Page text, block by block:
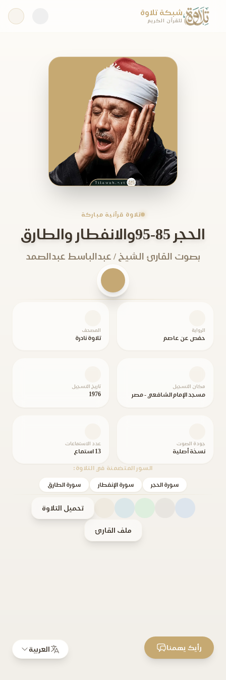
شبكة تلاوة
للقرآن الكريم
تلاوة قرآنية مباركة
الحجر 85-95والانفطار والطارق
بصوت القارئ الشيخ / عبدالباسط عبدالصمد
الرواية
حفص عن عاصم
المصحف
تلاوة نادرة
مكان التسجيل
مسجد الإمام الشافعي - مصر
تاريخ التسجيل
1976
جودة الصوت
نسخة أصلية
عدد الاستماعات
13 استماع
السور المتضمنة في التلاوة:
سورة الحجر سورة الإنفطار سورة الطارق
تحميل التلاوة
ملف القارئ
العربية رأيك يهمنا